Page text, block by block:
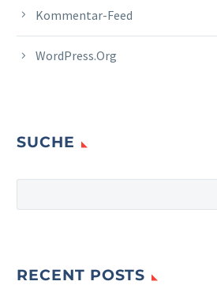
Kommentar-Feed
WordPress.org
SUCHE
RECENT POSTS